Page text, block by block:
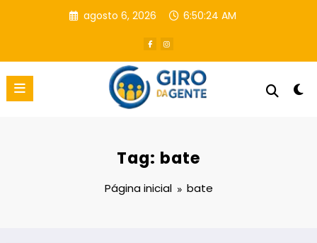
agosto 6, 2026 6:50:25 AM
Tag: bate
Página inicial bate